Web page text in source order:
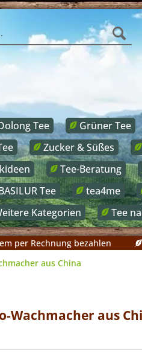
Tee
Grüner Tee
Zucker & Süßes
Tee-Beratung
Tee
tea4me
Kategorien Tee
per Rechnung bezahlen
aus China
Wachmacher aus